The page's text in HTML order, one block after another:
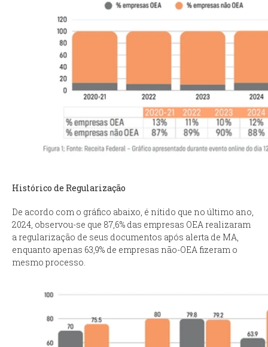
Histórico de Regularização
De acordo com o gráfico abaixo, é nítido que no último ano,
2024, observou-se que 87,6% das empresas OEA realizaram
a regularização de seus documentos após alerta de MA,
enquanto apenas 63,9% de empresas não-OEA fizeram o
mesmo processo.